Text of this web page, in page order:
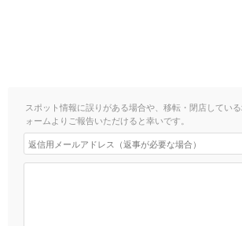
スポット情報に誤りがある場合や、移転・閉店してい
ォームよりご報告いただけると幸いです。